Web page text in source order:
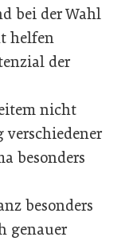
bei der Wahl
helfen
der
nicht
verschiedener
besonders
besonders
genauer